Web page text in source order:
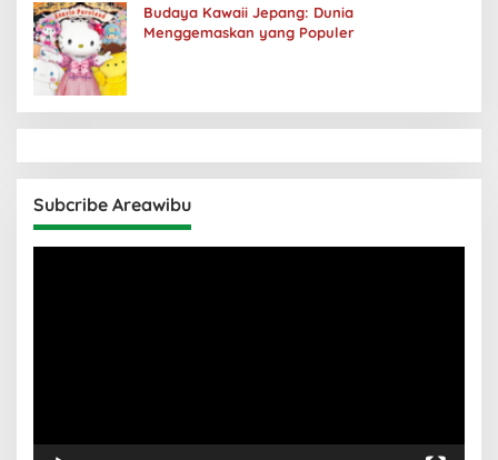
Budaya Kawaii Jepang: Dunia
Menggemaskan yang Populer
Subcribe Areawibu